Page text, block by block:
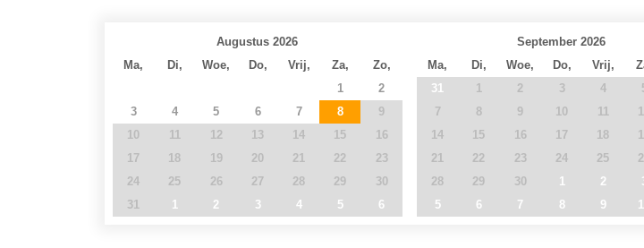
Augustus 2026
Ma,
Di, Woe, Do, Vrij, Za,
Zo,
1
2
3
4 5 6 7 8
9
10
11 12 13 14 15
16
17
18 19 20 21 22
23
24
25 26 27 28 29
30
31
1 2 3 4 5 6
September 2026
Ma,
Di, Woe, Do, Vrij,
31
1 2 3 4
7
8 9 10 11
14
15 16 17 18
21
22 23 24 25
28
29 30 1 2
5
6 7 8 9